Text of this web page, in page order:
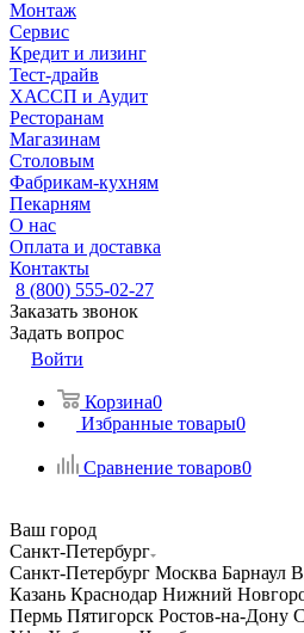
Монтаж
Сервис
Кредит и лизинг
Тест-драйв
ХАССП и Аудит
Ресторанам
Магазинам
Столовым
Фабрикам-кухням
Пекарням
О нас
Оплата и доставка
Контакты
8 (800) 555-02-27
Заказать звонок
Задать вопрос
Войти
Корзина0
Избранные товары0
Сравнение товаров0
Ваш город
Санкт-Петербург
Санкт-Петербург Москва Барнаул
Казань Краснодар Нижний
Пермь Пятигорск Ростов-на-Дону